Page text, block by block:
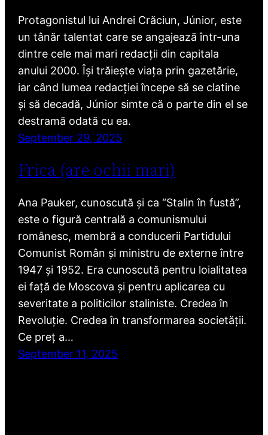
Protagonistul lui Andrei Crăciun, Júnior, este
un tânăr talentat care se angajează într-una
dintre cele mai mari redacții din capitala
anului 2000. Își trăiește viața prin gazetărie,
iar când lumea redacției începe să se clatine
și să decadă, Júnior simte că o parte din el se
destramă odată cu ea.
September 29, 2025
Frica (are ochii mari)
Ana Pauker, cunoscută și ca “Stalin în fustă”,
este o figură centrală a comunismului
românesc, membră a conducerii Partidului
Comunist Român și ministru de externe între
1947 și 1952. Era cunoscută pentru loialitatea
ei față de Moscova și pentru aplicarea cu
severitate a politicilor staliniste. Credea în
Revoluție. Credea în transformarea societății.
Ce preț a…
September 11, 2025